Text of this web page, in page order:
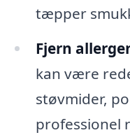
tæpper
Fjern
kan være
støvmider,
professionel